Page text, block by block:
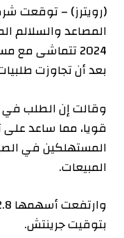
(رويترز) – توقعت
المصاعد والسلالم
2024 تتماشى
بعد أن تجاوزت
وقالت إن الطلب
قويا، مما ساعد
المستهلكين في
المبيعات.
بتوقيت جرينتش.